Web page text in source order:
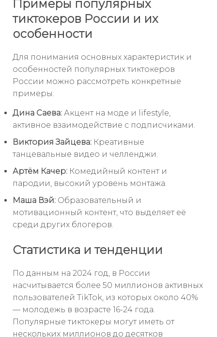
Примеры популярных
тиктокеров России и их
особенности
Для понимания основных характеристик и
особенностей популярных тиктокеров
России можно рассмотреть конкретные
примеры:
Дина Саева: Акцент на моде и lifestyle,
активное взаимодействие с подписчиками.
Виктория Зайцева: Креативные
танцевальные видео и челленджи.
Артём Качер: Комедийный контент и
пародии, высокий уровень монтажа.
Маша Вэй: Образовательный и
мотивационный контент, что выделяет её
среди других блогеров.
Статистика и тенденции
По данным на 2024 год, в России
насчитывается более 50 миллионов активных
пользователей TikTok, из которых около 40%
— молодежь в возрасте 16-24 года.
Популярные тиктокеры могут иметь от
нескольких миллионов до десятков